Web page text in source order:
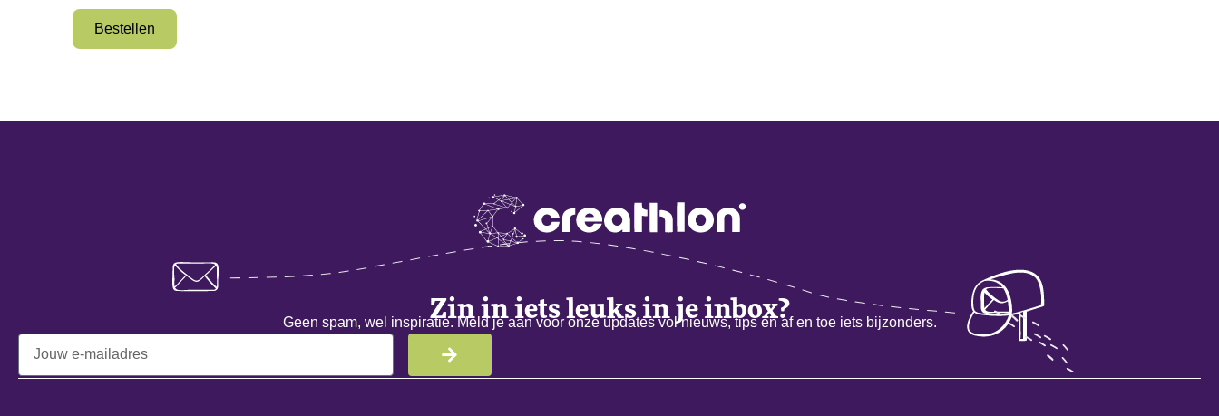
Bestellen
Zin in iets leuks in je inbox?
Geen spam, wel inspiratie. Meld je aan voor onze updates vol nieuws, tips en af en toe iets bijzonders.